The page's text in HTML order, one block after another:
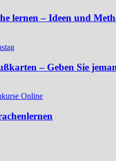
lernen – Ideen und
– Geben Sie